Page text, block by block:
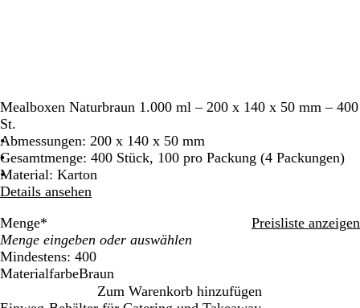
Mealboxen Naturbraun 1.000 ml – 200 x 140 x 50 mm – 400
St.
Abmessungen: 200 x 140 x 50 mm
Gesamtmenge: 400 Stück, 100 pro Packung (4 Packungen)
Material: Karton
Details ansehen
Menge* Preisliste anzeigen
Mindestens: 400
MaterialfarbeBraun
Zum Warenkorb hinzufügen